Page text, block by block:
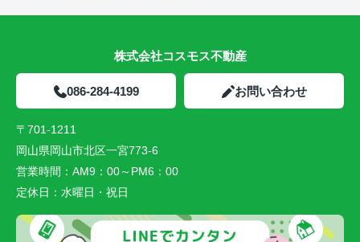
株式会社コスモス不動産
086-284-4199 お問い合わせ
〒701-1211
岡山県岡山市北区一宮773-6
営業時間： AM9：00～PM6：00
定休日： 水曜日・祝日